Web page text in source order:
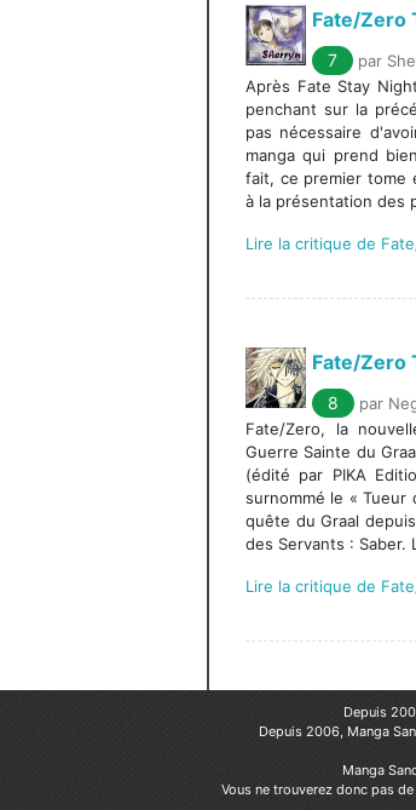
Fate/Zero
7
par
Après Fate Stay
penchant sur la
pas nécessaire
manga qui prend
fait, ce premier tome
à la présentation des
Lire la critique de
Fate/Zero
8
par
Fate/Zero, la
Guerre Sainte du
(édité par PIKA
surnommé le « Tueur
quête du Graal
des Servants : Saber.
Lire la critique de
Depuis
Depuis 2006, Manga
Manga
Vous ne trouverez donc pas